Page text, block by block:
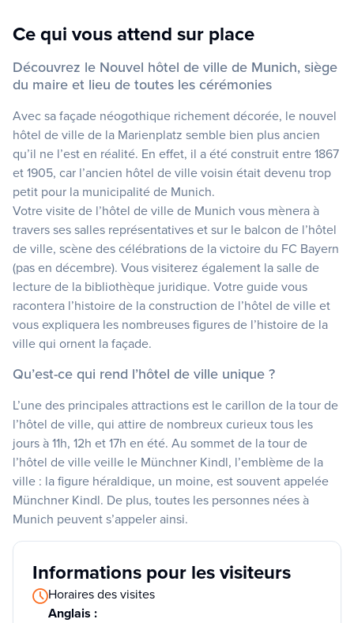
Ce qui vous attend sur place
Découvrez le Nouvel hôtel de ville de Munich, siège
du maire et lieu de toutes les cérémonies
Avec sa façade néogothique richement décorée, le nouvel
hôtel de ville de la Marienplatz semble bien plus ancien
qu’il ne l’est en réalité. En effet, il a été construit entre 1867
et 1905, car l’ancien hôtel de ville voisin était devenu trop
petit pour la municipalité de Munich.
Votre visite de l’hôtel de ville de Munich vous mènera à
travers ses salles représentatives et sur le balcon de l’hôtel
de ville, scène des célébrations de la victoire du FC Bayern
(pas en décembre). Vous visiterez également la salle de
lecture de la bibliothèque juridique. Votre guide vous
racontera l’histoire de la construction de l’hôtel de ville et
vous expliquera les nombreuses figures de l’histoire de la
ville qui ornent la façade.
Qu’est-ce qui rend l’hôtel de ville unique ?
L’une des principales attractions est le carillon de la tour de
l’hôtel de ville, qui attire de nombreux curieux tous les
jours à 11h, 12h et 17h en été. Au sommet de la tour de
l’hôtel de ville veille le Münchner Kindl, l’emblème de la
ville : la figure héraldique, un moine, est souvent appelée
Münchner Kindl. De plus, toutes les personnes nées à
Munich peuvent s’appeler ainsi.
Informations pour les visiteurs
Horaires des visites
Anglais :